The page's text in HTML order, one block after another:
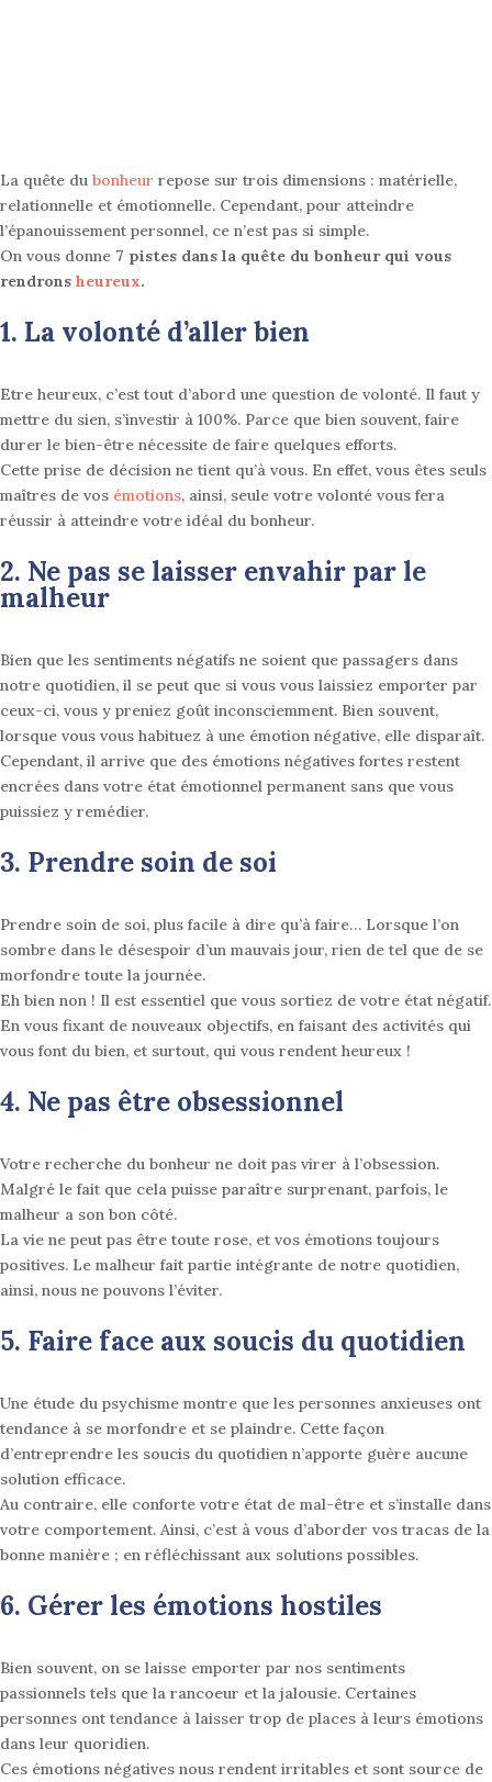
La quête du bonheur repose sur trois dimensions : matérielle,
relationnelle et émotionnelle. Cependant, pour atteindre
l’épanouissement personnel, ce n’est pas si simple.
On vous donne 7 pistes dans la quête du bonheur qui vous
rendrons heureux.
1. La volonté d’aller bien
Etre heureux, c’est tout d’abord une question de volonté. Il faut y
mettre du sien, s’investir à 100%. Parce que bien souvent, faire
durer le bien-être nécessite de faire quelques efforts.
Cette prise de décision ne tient qu’à vous. En effet, vous êtes seuls
maîtres de vos émotions, ainsi, seule votre volonté vous fera
réussir à atteindre votre idéal du bonheur.
2. Ne pas se laisser envahir par le
malheur
Bien que les sentiments négatifs ne soient que passagers dans
notre quotidien, il se peut que si vous vous laissiez emporter par
ceux-ci, vous y preniez goût inconsciemment. Bien souvent,
lorsque vous vous habituez à une émotion négative, elle disparaît.
Cependant, il arrive que des émotions négatives fortes restent
encrées dans votre état émotionnel permanent sans que vous
puissiez y remédier.
3. Prendre soin de soi
Prendre soin de soi, plus facile à dire qu’à faire… Lorsque l’on
sombre dans le désespoir d’un mauvais jour, rien de tel que de se
morfondre toute la journée.
Eh bien non ! Il est essentiel que vous sortiez de votre état négatif.
En vous fixant de nouveaux objectifs, en faisant des activités qui
vous font du bien, et surtout, qui vous rendent heureux !
4. Ne pas être obsessionnel
Votre recherche du bonheur ne doit pas virer à l’obsession.
Malgré le fait que cela puisse paraître surprenant, parfois, le
malheur a son bon côté.
La vie ne peut pas être toute rose, et vos émotions toujours
positives. Le malheur fait partie intégrante de notre quotidien,
ainsi, nous ne pouvons l’éviter.
5. Faire face aux soucis du quotidien
Une étude du psychisme montre que les personnes anxieuses ont
tendance à se morfondre et se plaindre. Cette façon
d’entreprendre les soucis du quotidien n’apporte guère aucune
solution efficace.
Au contraire, elle conforte votre état de mal-être et s’installe dans
votre comportement. Ainsi, c’est à vous d’aborder vos tracas de la
bonne manière ; en réfléchissant aux solutions possibles.
6. Gérer les émotions hostiles
Bien souvent, on se laisse emporter par nos sentiments
passionnels tels que la rancoeur et la jalousie. Certaines
personnes ont tendance à laisser trop de places à leurs émotions
dans leur quoridien.
Ces émotions négatives nous rendent irritables et sont source de